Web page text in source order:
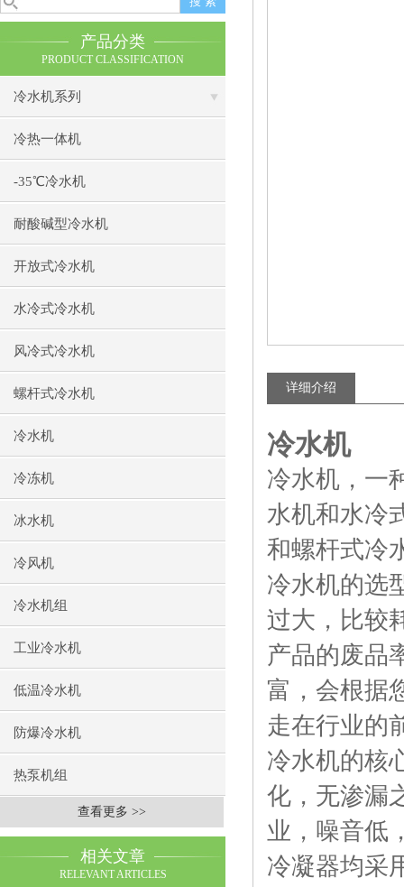
产品分类
PRODUCT CLASSIFICATION
冷水机系列
冷热一体机
-35℃冷水机
耐酸碱型冷水机
开放式冷水机
水冷式冷水机
风冷式冷水机
螺杆式冷水机
冷水机
冷冻机
冰水机
冷风机
冷水机组
工业冷水机
低温冷水机
防爆冷水机
热泵机组
查看更多 >>
相关文章
RELEVANT ARTICLES
详细介绍
冷水机
冷水机，一
水机和水冷
和螺杆式冷
冷水机的选
过大，比较
产品的废品
富，会根据
走在行业的
冷水机的核
化，无渗漏
业，噪音低
冷凝器均采